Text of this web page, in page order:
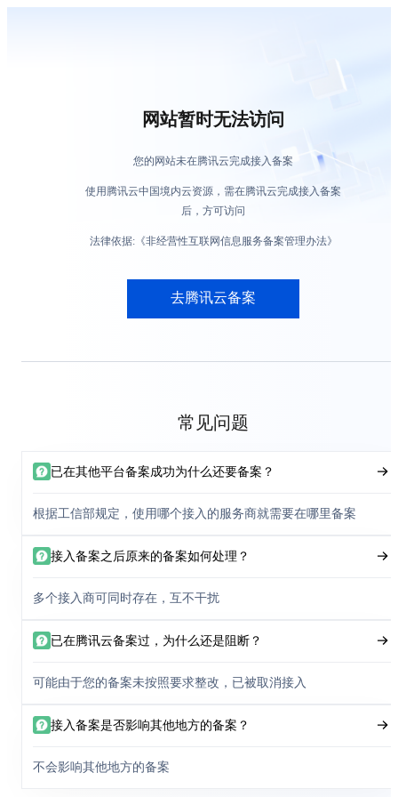
网站暂时无法访问
您的网站未在腾讯云完成接入备案
使用腾讯云中国境内云资源，需在腾讯云完成接入备案
后，方可访问
法律依据:《非经营性互联网信息服务备案管理办法》
去腾讯云备案
常见问题
已在其他平台备案成功为什么还要备案？
根据工信部规定，使用哪个接入的服务商就需要在哪里备案
接入备案之后原来的备案如何处理？
多个接入商可同时存在，互不干扰
已在腾讯云备案过，为什么还是阻断？
可能由于您的备案未按照要求整改，已被取消接入
接入备案是否影响其他地方的备案？
不会影响其他地方的备案